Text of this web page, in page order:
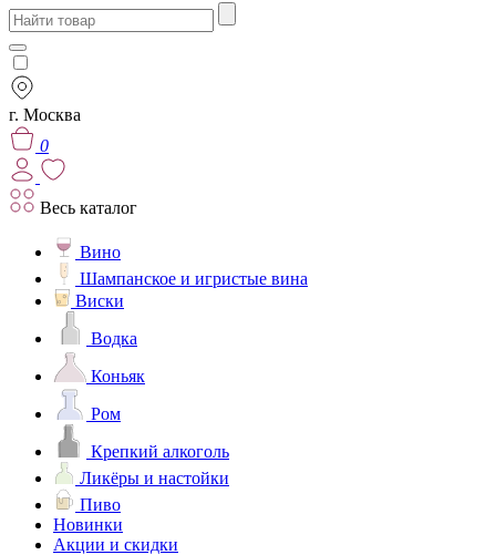
г. Москва
0
Весь каталог
Вино
Шампанское и игристые вина
Виски
Водка
Коньяк
Ром
Крепкий алкоголь
Ликёры и настойки
Пиво
Новинки
Акции и скидки